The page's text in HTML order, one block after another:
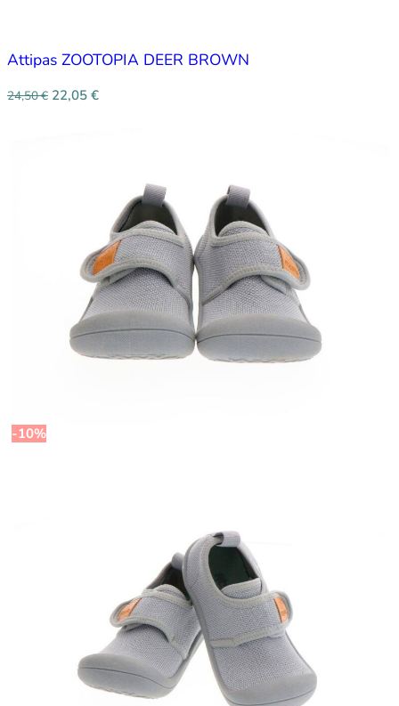
Attipas ZOOTOPIA DEER BROWN
24,50€ 22,05 €
-10%